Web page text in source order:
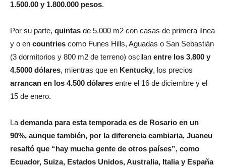
1.500.00 y 1.800.000 pesos.
Por su parte, quintas de 5.000 m2 con casas de primera línea
y o en countries como Funes Hills, Aguadas o San Sebastián
(3 dormitorios y 800 m2 de terreno) oscilan entre los 3.800 y
4.5000 dólares, mientras que en Kentucky, los precios
arrancan en los 4.500 dólares entre el 16 de diciembre y el
15 de enero.
Lademanda para esta temporada es de Rosario en un
90%, aunque también, por la diferencia cambiaria, Juaneu
resaltó que “hay mucha gente de otros países”, como
Ecuador, Suiza, Estados Unidos, Australia, Italia y España